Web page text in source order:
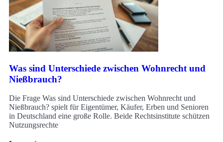
Was sind Unterschiede zwischen Wohnrecht und
Nießbrauch?
Die Frage Was sind Unterschiede zwischen Wohnrecht und
Nießbrauch? spielt für Eigentümer, Käufer, Erben und Senioren
in Deutschland eine große Rolle. Beide Rechtsinstitute schützen
Nutzungsrechte